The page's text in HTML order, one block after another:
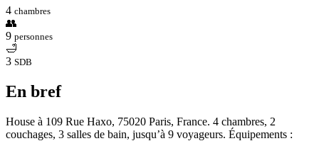
4 chambres
👥
9 personnes
🛁
3 SDB
En bref
House à 109 Rue Haxo, 75020 Paris, France. 4 chambres, 2
couchages, 3 salles de bain, jusqu’à 9 voyageurs. Équipements :